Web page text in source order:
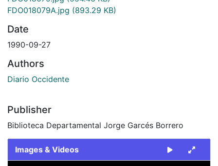
FDO018079A.jpg (893.29 KB)
Date
1990-09-27
Authors
Diario Occidente
Publisher
Biblioteca Departamental Jorge Garcés Borrero
Images & Videos